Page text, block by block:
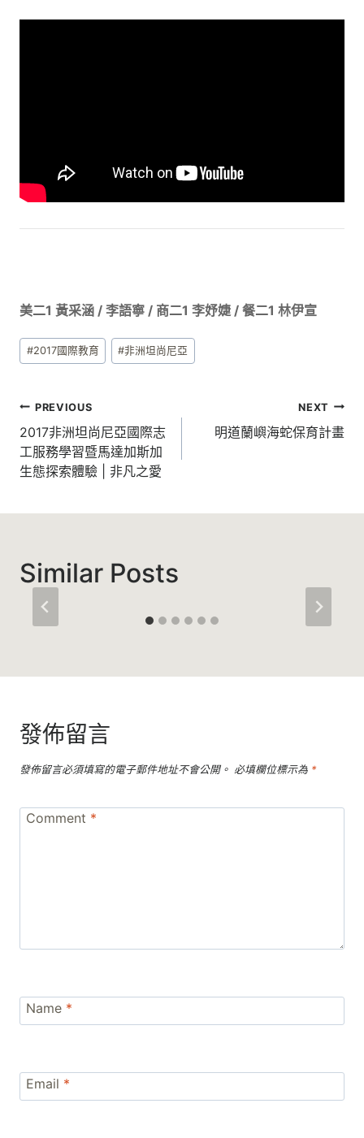
美二1 黃采涵 / 李語寧 / 商二1 李妤婕 / 餐二1 林伊宣
Post
Tags:
#2017國際教育 #非洲坦尚尼亞
文
章
導
PREVIOUS
2017非洲坦尚尼亞國際志
工服務學習暨馬達加斯加
生態探索體驗 | 非凡之愛
NEXT
明道蘭嶼海蛇保育計畫
Similar Posts
發佈留言
發佈留言必須填寫的電子郵件地址不會公開。 必填欄位標示為 *
Comment *
Name *
Email *